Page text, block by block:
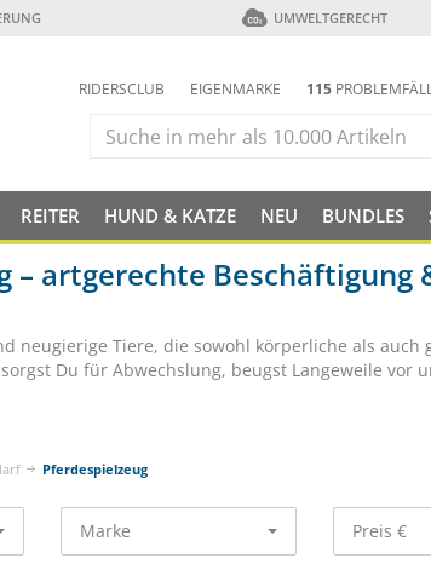
UMWELTGERECHT
RIDERSCLUB EIGENMARKE 115
REITER HUND & KATZE NEU BUNDLES
– artgerechte
neugierige Tiere, die sowohl körperliche als auch
Du für Abwechslung, beugst Langeweile vor
Pferdespielzeug
Marke Preis €